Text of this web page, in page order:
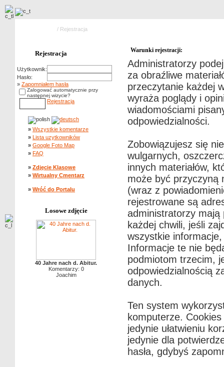
/ Rejestracja
Rejestracja
Użytkownik:
Hasło:
» Zapomniałem hasła
Zalogować automatycznie przy
następnej wizycie?
Rejestracja
» Wszystkie komentarze
» Lista uzytkowników
» Google Foto Map
» FAQ
» Zdjęcie Klasowe
» Wirtualny Cmentarz
» Wróć do Portalu
Losowe zdjęcie
40 Jahre nach d. Abitur.
Komentarzy: 0
Joachim
Warunki rejestracji:
Administratorzy
za obraźliwe
przeczytanie każdej
wyraża poglądy i
wiadomościami
odpowiedzialności.
Zobowiązujesz się
wulgarnych,
innych materiałów,
może być przyczyną
(wraz z
rejestrowane są
administratorzy mają
każdej chwili, jeśli
wszystkie
Informacje te nie
podmiotom trzecim,
odpowiedzialnością
danych.
Ten system
komputerze.
jedynie ułatwieniu
jedynie dla
hasła, gdybyś